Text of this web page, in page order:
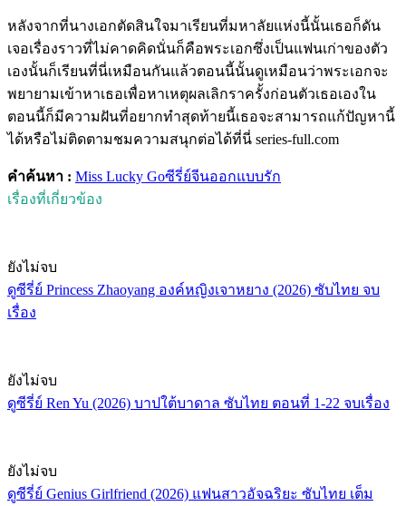
หลังจากที่นางเอกตัดสินใจมาเรียนที่มหาลัยแห่งนี้นั้นเธอก็ดัน
เจอเรื่องราวที่ไม่คาดคิดนั่นก็คือพระเอกซึ่งเป็นแฟนเก่าของตัว
เองนั้นก็เรียนที่นี่เหมือนกันแล้วตอนนี้นั้นดูเหมือนว่าพระเอกจะ
พยายามเข้าหาเธอเพื่อหาเหตุผลเลิกราครั้งก่อนตัวเธอเองใน
ตอนนี้ก็มีความฝันที่อยากทำสุดท้ายนี้เธอจะสามารถแก้ปัญหานี้
ได้หรือไม่ติดตามชมความสนุกต่อได้ที่นี่ series-full.com
คำค้นหา : Miss Lucky Goซีรี่ย์จีนออกแบบรัก
เรื่องที่เกี่ยวข้อง
ยังไม่จบ
ดูซีรี่ย์ Princess Zhaoyang องค์หญิงเจาหยาง (2026) ซับไทย จบ
เรื่อง
ยังไม่จบ
ดูซีรี่ย์ Ren Yu (2026) บาปใต้บาดาล ซับไทย ตอนที่ 1-22 จบเรื่อง
ยังไม่จบ
ดูซีรี่ย์ Genius Girlfriend (2026) แฟนสาวอัจฉริยะ ซับไทย เต็ม